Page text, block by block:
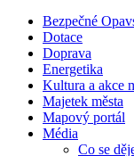
Bezpečné
Dotace
Doprava
Energetika
Kultura a akce
Majetek města
Mapový portál
Média
Co se